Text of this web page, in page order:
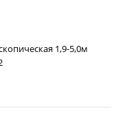
1,9-5,0м